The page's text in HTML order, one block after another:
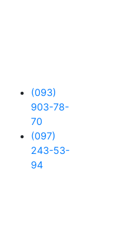
(093)
903-78-
70
(097)
243-53-
94